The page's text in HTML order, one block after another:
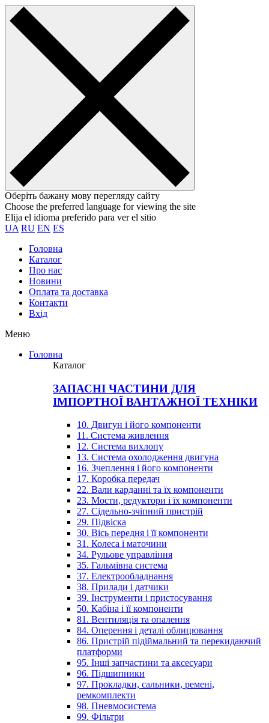
Оберіть бажану мову перегляду сайту
Choose the preferred language for viewing the site
Elija el idioma preferido para ver el sitio
UA RU EN ES
Головна
Каталог
Про нас
Новини
Оплата та доставка
Контакти
Вхiд
Меню
Головна
Каталог
ЗАПАСНІ ЧАСТИНИ ДЛЯ
ІМПОРТНОЇ ВАНТАЖНОЇ ТЕХНІКИ
10. Двигун і його компоненти
11. Система живлення
12. Система вихлопу
13. Система охолодження двигуна
16. Зчеплення і його компоненти
17. Коробка передач
22. Вали карданні та їх компоненти
23. Мости, редуктори і їх компоненти
27. Сідельно-зчіпний пристрій
29. Підвіска
30. Вісь передня і її компоненти
31. Колеса і маточини
34. Рульове управління
35. Гальмівна система
37. Електрообладнання
38. Прилади і датчики
39. Інструменти і пристосування
50. Кабіна і її компоненти
81. Вентиляція та опалення
84. Оперення і деталі облицювання
86. Пристрій підіймальний та перекидаючий
платформи
95. Інші запчастини та аксесуари
96. Підшипники
97. Прокладки, сальники, ремені,
ремкомплекти
98. Пневмосистема
99. Фільтри